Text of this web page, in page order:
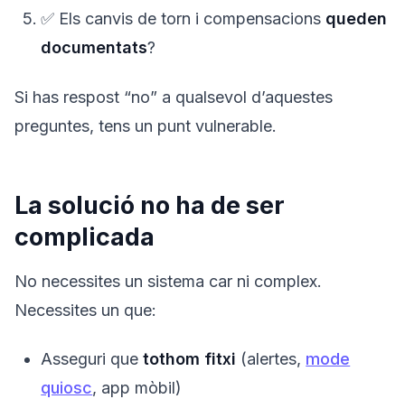
✅ Els canvis de torn i compensacions queden
documentats?
Si has respost “no” a qualsevol d’aquestes
preguntes, tens un punt vulnerable.
La solució no ha de ser
complicada
No necessites un sistema car ni complex.
Necessites un que:
Asseguri quetothom fitxi (alertes, mode
quiosc, app mòbil)